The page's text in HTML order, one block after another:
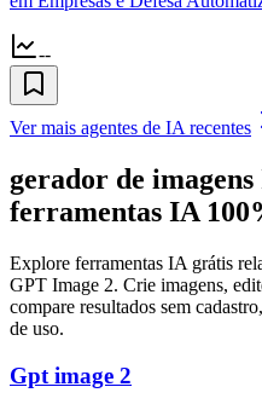
--
Ver mais agentes de IA recentes
gerador de
ferramentas IA
Explore ferramentas IA grátis
GPT Image 2. Crie imagens,
compare resultados sem
de uso.
Gpt image 2